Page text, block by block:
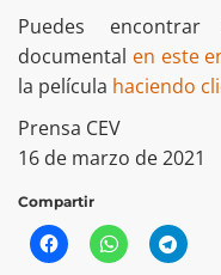
Puedes
documental en este
la película haciendo
Prensa CEV
16 de marzo de 2021
Compartir